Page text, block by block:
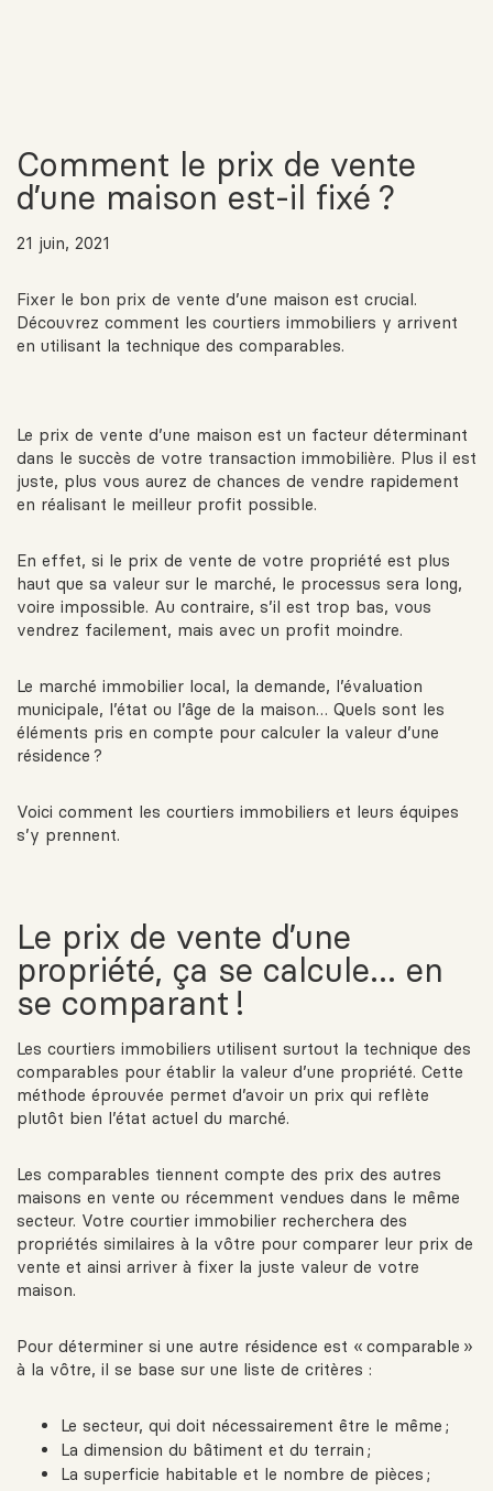
Comment le prix de vente
d’une maison est-il fixé ?
21 juin, 2021
Fixer le bon prix de vente d’une maison est crucial.
Découvrez comment les courtiers immobiliers y arrivent
en utilisant la technique des comparables.
Le prix de vente d’une maison est un facteur déterminant
dans le succès de votre transaction immobilière. Plus il est
juste, plus vous aurez de chances de vendre rapidement
en réalisant le meilleur profit possible.
En effet, si le prix de vente de votre propriété est plus
haut que sa valeur sur le marché, le processus sera long,
voire impossible. Au contraire, s’il est trop bas, vous
vendrez facilement, mais avec un profit moindre.
Le marché immobilier local, la demande, l’évaluation
municipale, l’état ou l’âge de la maison… Quels sont les
éléments pris en compte pour calculer la valeur d’une
résidence ?
Voici comment les courtiers immobiliers et leurs équipes
s’y prennent.
Le prix de vente d’une
propriété, ça se calcule… en
se comparant !
Les courtiers immobiliers utilisent surtout la technique des
comparables pour établir la valeur d’une propriété. Cette
méthode éprouvée permet d’avoir un prix qui reflète
plutôt bien l’état actuel du marché.
Les comparables tiennent compte des prix des autres
maisons en vente ou récemment vendues dans le même
secteur. Votre courtier immobilier recherchera des
propriétés similaires à la vôtre pour comparer leur prix de
vente et ainsi arriver à fixer la juste valeur de votre
maison.
Pour déterminer si une autre résidence est « comparable »
à la vôtre, il se base sur une liste de critères :
Le secteur, qui doit nécessairement être le même ;
La dimension du bâtiment et du terrain ;
La superficie habitable et le nombre de pièces ;